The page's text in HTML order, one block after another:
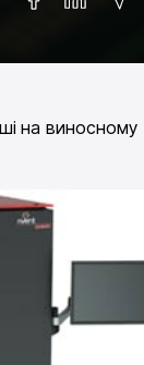
на виносному